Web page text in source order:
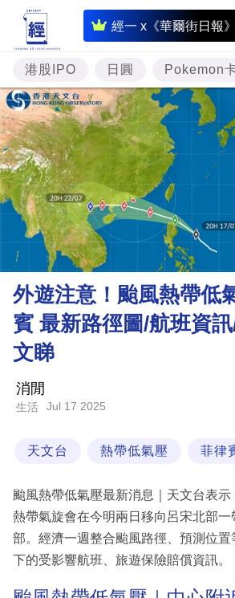
經一 x《華爾街日報》
即
時
財
經
專
題
投
資
樓
市
理
財
商
技
場
生
活
時
事
專
港股IPO 日圓 Pokemon
外遊注意！颱風熱帶低
賓 最新路徑圖/航班資
文睇
消閒
生活 Jul 17 2025
天文台 熱帶低氣壓 菲律
颱風熱帶低氣壓最新消息｜天文台表
熱帶氣旋會在今明兩日移向呂宋北部
部。經濟一週整合颱風路徑、預測位
下的受影響航班、旅遊保險賠償資訊。